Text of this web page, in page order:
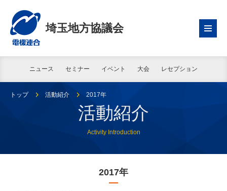
埼玉地方協議会
ニュース セミナー イベント 大会 レセプション
トップ 活動紹介 2017年
活動紹介
Activity Introduction
2017年